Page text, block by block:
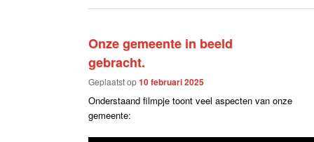
Onze gemeente in beeld
gebracht.
Geplaatst op10 februari 2025
Onderstaand filmpje toont veel aspecten van onze
gemeente: